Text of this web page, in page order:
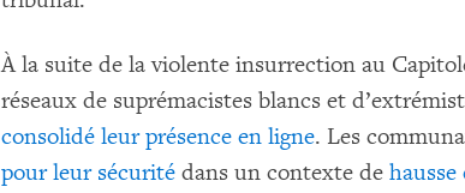
À la suite de la violente insurrection au
réseaux de suprémacistes blancs et
consolidé leur présence en ligne. Les
pour leur sécurité dans un contexte de